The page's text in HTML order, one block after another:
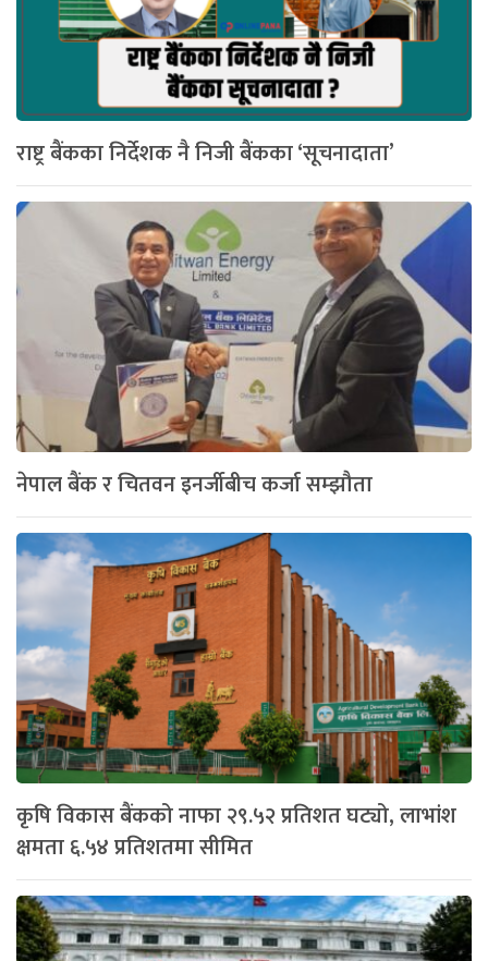
राष्ट्र बैंकका निर्देशक नै निजी बैंकका ‘सूचनादाता’
नेपाल बैंक र चितवन इनर्जीबीच कर्जा सम्झौता
कृषि विकास बैंकको नाफा २९.५२ प्रतिशत घट्यो, लाभांश
क्षमता ६.५४ प्रतिशतमा सीमित